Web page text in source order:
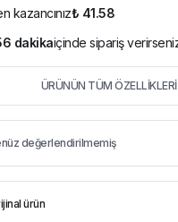
kazancınız₺ 41.58
dakikaiçinde sipariş
ÜRÜNÜN TÜM ÖZELLİKLERİ
değerlendirilmemiş
ürün